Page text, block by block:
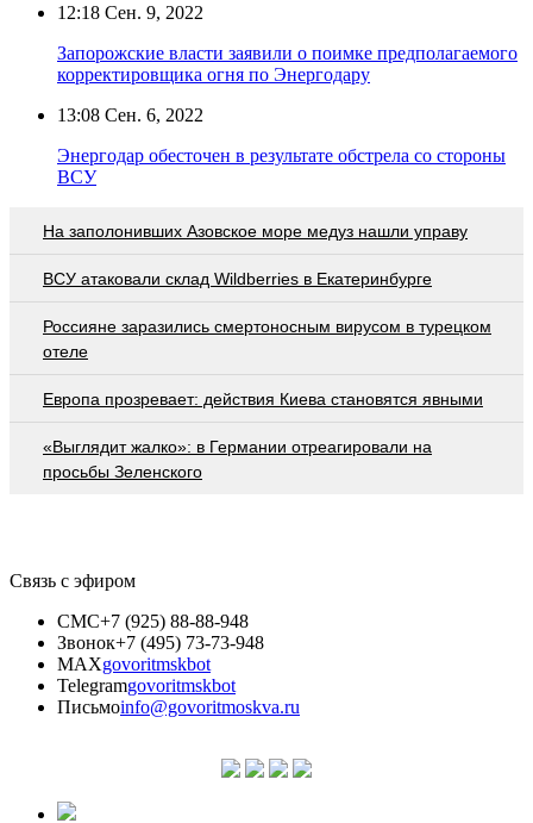
12:18 Сен. 9, 2022
Запорожские власти заявили о поимке предполагаемого
корректировщика огня по Энергодару
13:08 Сен. 6, 2022
Энергодар обесточен в результате обстрела со стороны
ВСУ
На заполонивших Азовское море медуз нашли управу
ВСУ атаковали склад Wildberries в Екатеринбурге
Россияне заразились смертоносным вирусом в турецком
отеле
Европа прозревает: действия Киева становятся явными
«Выглядит жалко»: в Германии отреагировали на
просьбы Зеленского
Связь с эфиром
СМС+7 (925) 88-88-948
Звонок+7 (495) 73-73-948
MAXgovoritmskbot
Telegramgovoritmskbot
Письмоinfo@govoritmoskva.ru